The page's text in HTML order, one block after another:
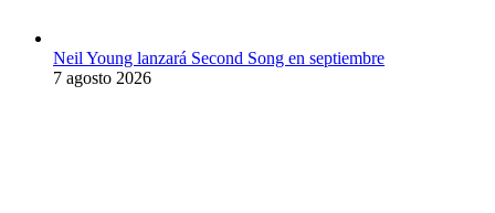
Neil Young lanzará Second Song en septiembre
7 agosto 2026